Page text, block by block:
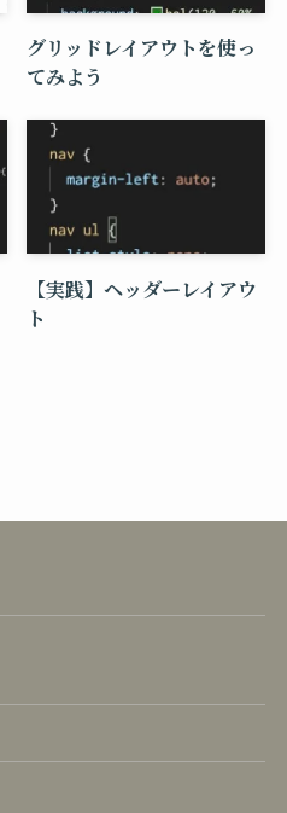
グリッドレイアウトを使っ
てみよう
【実践】ヘッダーレイアウ
ト